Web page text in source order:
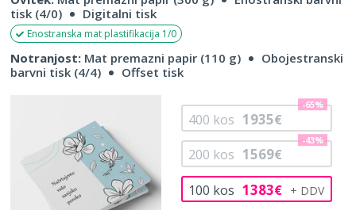
tisk (4/0)
Digitalni tisk
Enostranska mat plastifikacija 1/0
Notranjost: Mat premazni papir (110 g)
Obojestranski
barvni tisk (4/4)
Offset tisk
100 kos 1383€
200 kos 1569€
-43%
400 kos 1935€
-65%